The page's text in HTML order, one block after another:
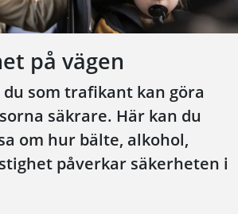
på vägen
som trafikant kan göra
säkrare. Här kan du
om hur bälte, alkohol,
påverkar säkerheten i